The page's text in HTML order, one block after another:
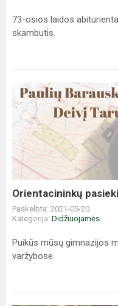
73-osios laidos
skambutis.
Orientacininkų
pasiekimai
Orientacininkų
Paskelbta: 2021-05-20
Kategorija: Didžiuojamės
Puikūs mūsų gimnazijos
varžybose.